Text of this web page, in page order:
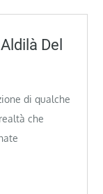
Del
di qualche
che